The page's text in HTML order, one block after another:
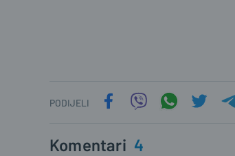
PODIJELI
Komentari 4